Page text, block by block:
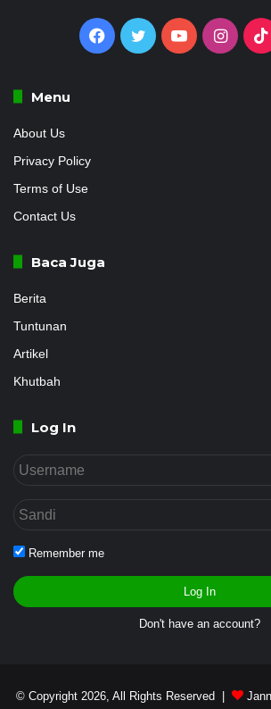
Facebook
Twitter YouTube
Menu
About Us
Privacy Policy
Terms of Use
Contact Us
Baca Juga
Berita
Tuntunan
Artikel
Khutbah
Log In
Remember me
Log In
Don't have an account?
© Copyright 2026, All Rights Reserved |